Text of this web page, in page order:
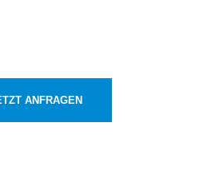
ANFRAGEN